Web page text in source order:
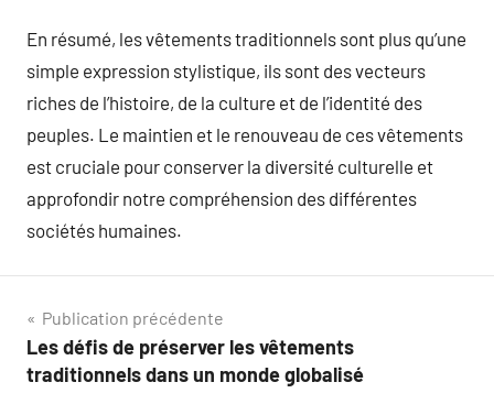
En résumé, les vêtements traditionnels sont plus qu’une
simple expression stylistique, ils sont des vecteurs
riches de l’histoire, de la culture et de l’identité des
peuples. Le maintien et le renouveau de ces vêtements
est cruciale pour conserver la diversité culturelle et
approfondir notre compréhension des différentes
sociétés humaines.
Navigation
de
Publication précédente
Les défis de préserver les vêtements
traditionnels dans un monde globalisé